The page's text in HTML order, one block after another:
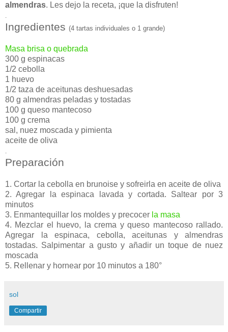
almendras. Les dejo la receta, ¡que la disfruten!
.
Ingredientes (4 tartas individuales o 1 grande)
Masa brisa o quebrada
300 g espinacas
1/2 cebolla
1 huevo
1/2 taza de aceitunas deshuesadas
80 g almendras peladas y tostadas
100 g queso mantecoso
100 g crema
sal, nuez moscada y pimienta
aceite de oliva
.
Preparación
1. Cortar la cebolla en brunoise y sofreirla en aceite de oliva
2. Agregar la espinaca lavada y cortada. Saltear por 3
minutos
3. Enmantequillar los moldes y precocer la masa
4. Mezclar el huevo, la crema y queso mantecoso rallado.
Agregar la espinaca, cebolla, aceitunas y almendras
tostadas. Salpimentar a gusto y añadir un toque de nuez
moscada
5. Rellenar y hornear por 10 minutos a 180°
sol
Compartir